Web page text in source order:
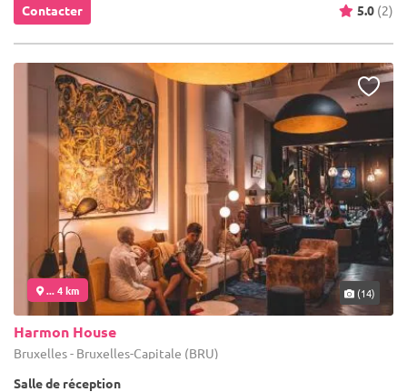
Contacter 5.0 (2)
... 4 km (14)
Harmon House
Bruxelles - Bruxelles-Capitale (BRU)
Salle de réception